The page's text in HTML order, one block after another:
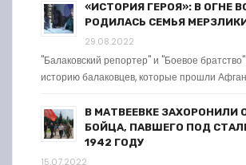
«ИСТОРИЯ ГЕРОЯ»: В ОГНЕ
РОДИЛАСЬ СЕМЬЯ
29.08.2022
"Балаковский репортер" и "Боевое
историю балаковцев, которые прошли
В МАТВЕЕВКЕ ЗАХОРОНИЛИ
БОЙЦА, ПАВШЕГО ПОД
1942 ГОДУ
15.07.2022